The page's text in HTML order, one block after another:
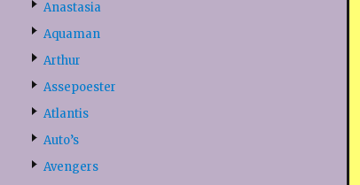
Anastasia
Aquaman
Arthur
Assepoester
Atlantis
Auto’s
Avengers